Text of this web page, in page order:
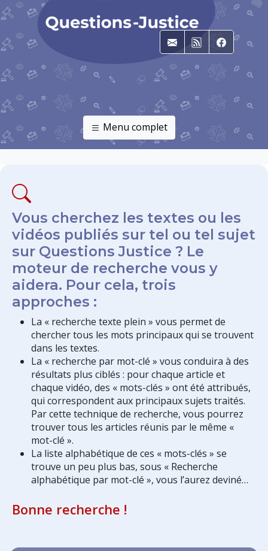
E-mailRSS
Menu complet
Vous cherchez les textes ou les
vidéos publiés sur tel ou tel sujet
sur Questions Justice ? Le
moteur de recherche vous y
aidera. Pour cela, trois
approches :
La « recherche texte plein » vous permet de
chercher tous les mots principaux qui se trouvent
dans les textes.
La « recherche par mot-clé » vous conduira à des
résultats plus ciblés : pour chaque article et
chaque vidéo, des « mots-clés » ont été attribués,
qui correspondent aux principaux sujets traités.
Par cette technique de recherche, vous pourrez
trouver tous les articles réunis par le même «
mot-clé ».
La liste alphabétique de ces « mots-clés » se
trouve un peu plus bas, sous « Recherche
alphabétique par mot-clé », vous l’aurez deviné…
Bonne recherche !